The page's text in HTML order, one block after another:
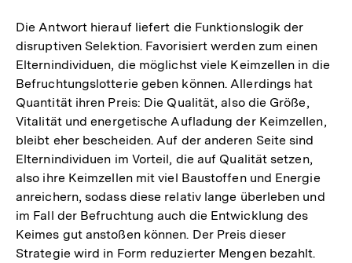
Die Antwort hierauf liefert die Funktionslogik der
disruptiven Selektion. Favorisiert werden zum einen
Elternindividuen, die möglichst viele Keimzellen in die
Befruchtungslotterie geben können. Allerdings hat
Quantität ihren Preis: Die Qualität, also die Größe,
Vitalität und energetische Aufladung der Keimzellen,
bleibt eher bescheiden. Auf der anderen Seite sind
Elternindividuen im Vorteil, die auf Qualität setzen,
also ihre Keimzellen mit viel Baustoffen und Energie
anreichern, sodass diese relativ lange überleben und
im Fall der Befruchtung auch die Entwicklung des
Keimes gut anstoßen können. Der Preis dieser
Strategie wird in Form reduzierter Mengen bezahlt.